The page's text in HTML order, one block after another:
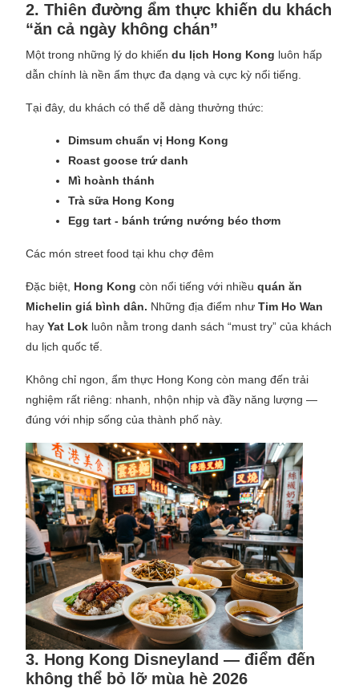
2. Thiên đường ẩm thực khiến du khách
“ăn cả ngày không chán”
Một trong những lý do khiến du lịch Hong Kong luôn hấp
dẫn chính là nền ẩm thực đa dạng và cực kỳ nổi tiếng.
Tại đây, du khách có thể dễ dàng thưởng thức:
Dimsum chuẩn vị Hong Kong
Roast goose trứ danh
Mì hoành thánh
Trà sữa Hong Kong
Egg tart - bánh trứng nướng béo thơm
Các món street food tại khu chợ đêm
Đặc biệt, Hong Kong còn nổi tiếng với nhiều quán ăn
Michelin giá bình dân. Những địa điểm như Tim Ho Wan
hay Yat Lok luôn nằm trong danh sách “must try” của khách
du lịch quốc tế.
Không chỉ ngon, ẩm thực Hong Kong còn mang đến trải
nghiệm rất riêng: nhanh, nhộn nhịp và đầy năng lượng —
đúng với nhịp sống của thành phố này.
3. Hong Kong Disneyland — điểm đến
không thể bỏ lỡ mùa hè 2026